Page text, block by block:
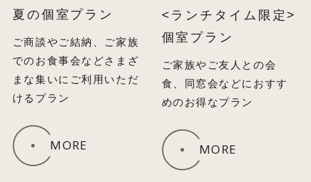
夏の個室プラン
ご商談やご結納、ご家族
でのお食事会などさまざ
まな集いにご利用いただ
けるプラン
MORE
<ランチタイム限定>
個室プラン
ご家族やご友人との会
食、同窓会などにおすす
めのお得なプラン
MORE